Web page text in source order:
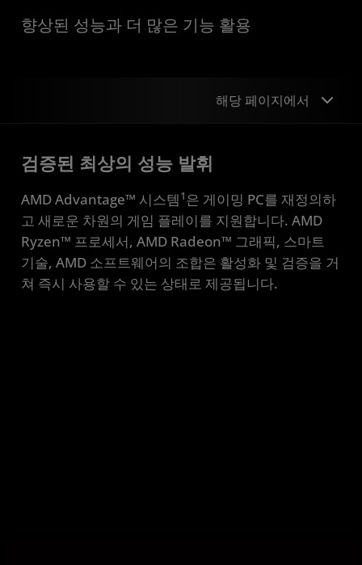
향상된 성능과 더 많은 기능 활용
해당 페이지에서
사양
스마트 기술
AMD Advantage 프리미엄
검증된 최상의 성능 발휘
AMD Advantage™ 시스템1은 게이밍 PC를 재정의하
고 새로운 차원의 게임 플레이를 지원합니다. AMD
Ryzen™ 프로세서, AMD Radeon™ 그래픽, 스마트
기술, AMD 소프트웨어의 조합은 활성화 및 검증을 거
쳐 즉시 사용할 수 있는 상태로 제공됩니다.